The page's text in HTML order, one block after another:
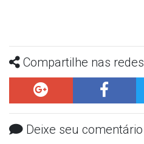
Compartilhe nas redes
Deixe seu comentário